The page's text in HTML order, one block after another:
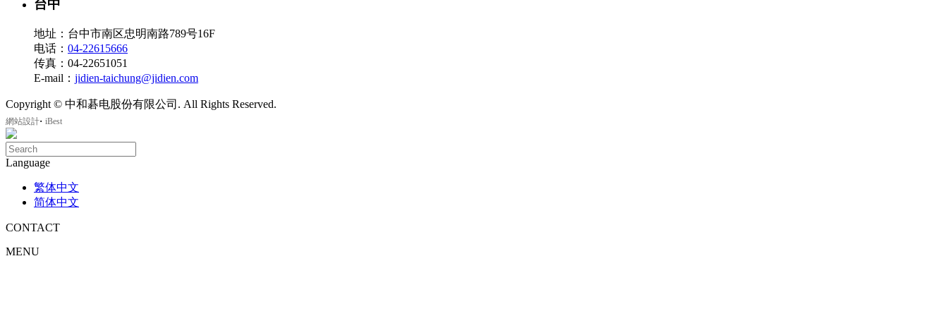
台中
地址：台中市南区忠明南路789号16F
电话： 04-22615666
传真：04-22651051
E-mail： jidien-taichung@jidien.com
Copyright © 中和碁电股份有限公司. All Rights Reserved.
網站設計‧ iBest
Language
繁体中文
简体中文
CONTACT
MENU